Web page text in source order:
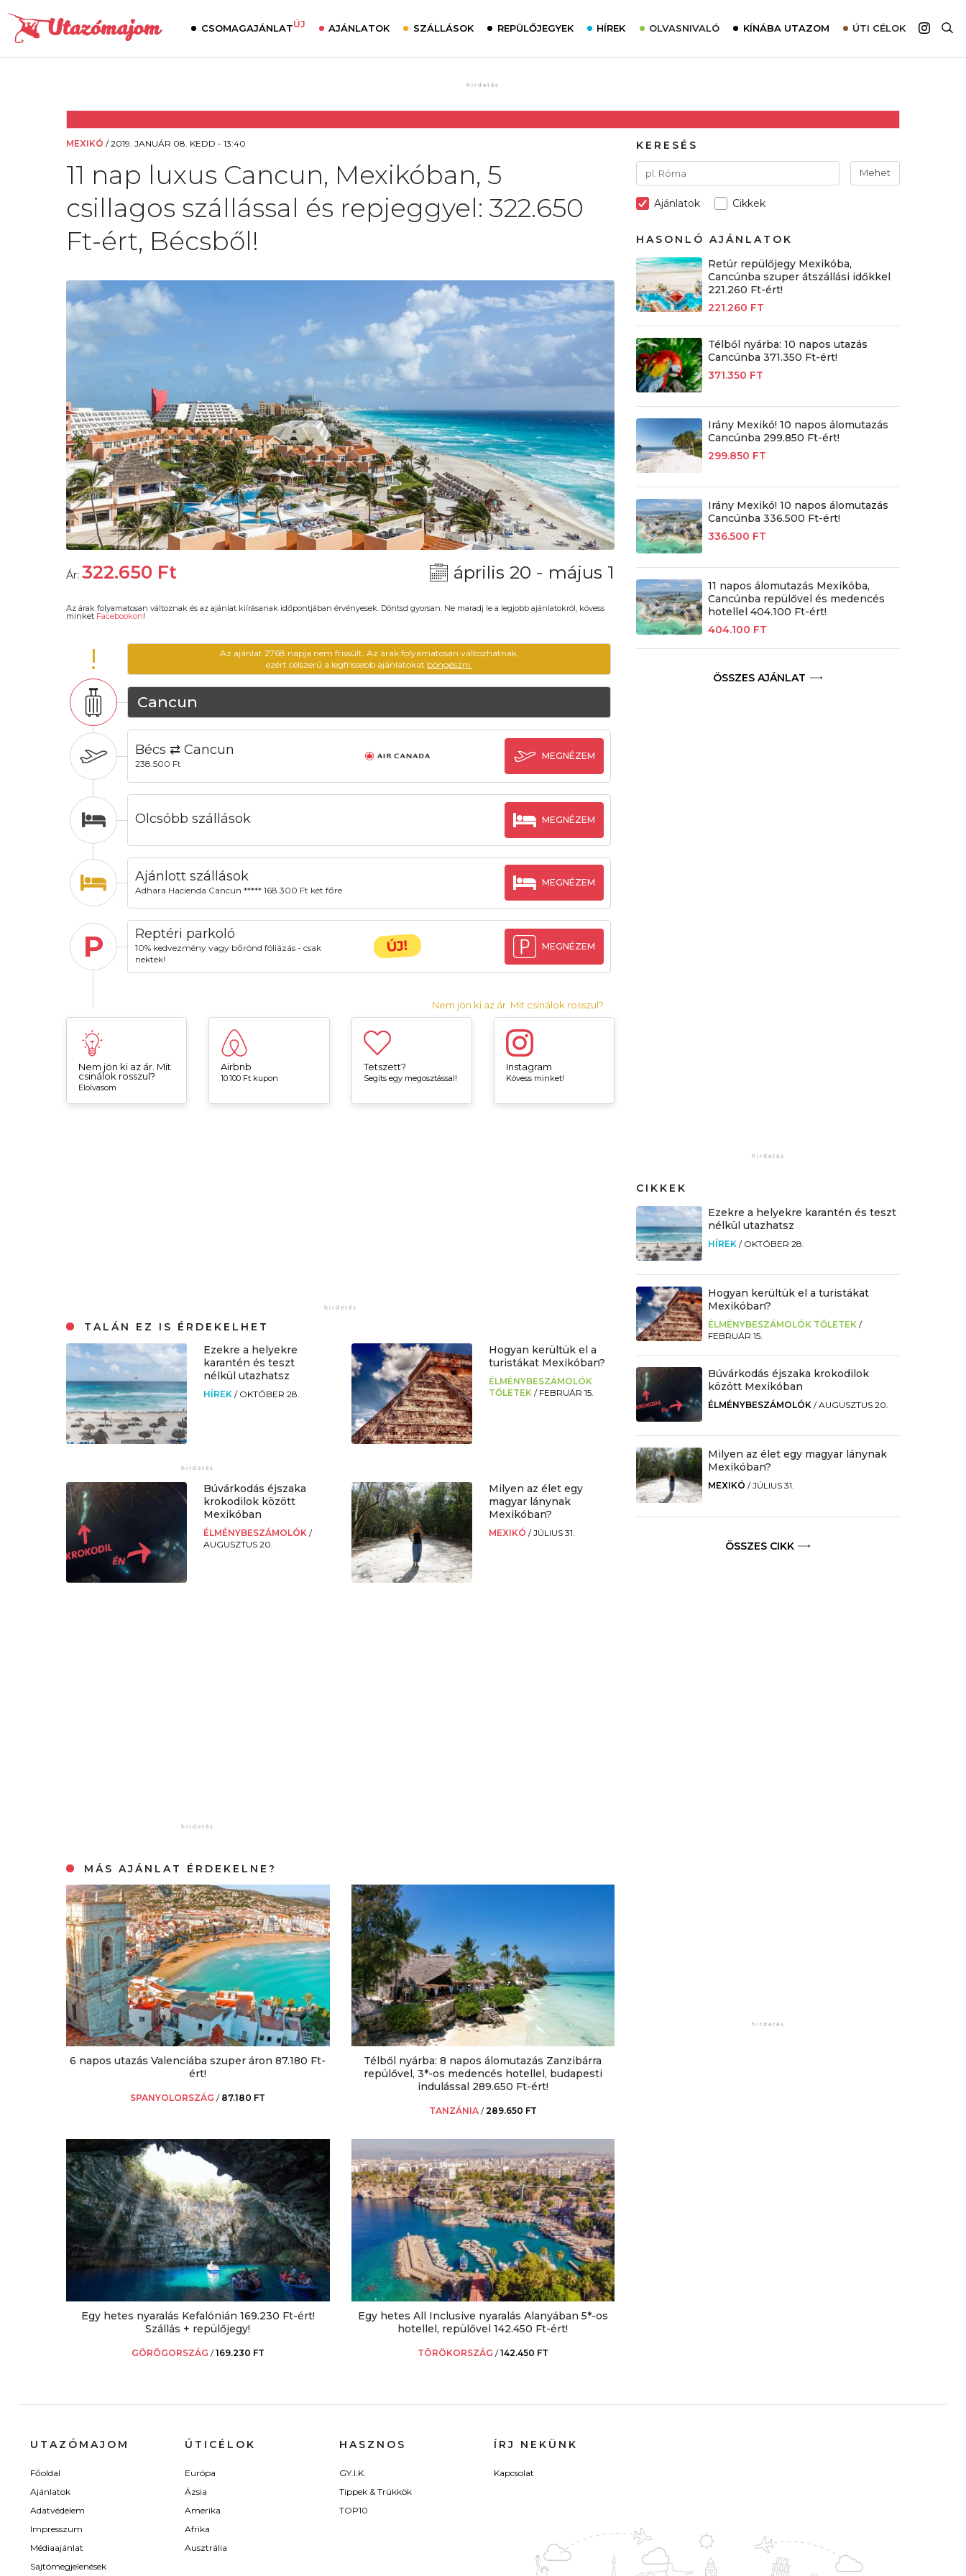
CSOMAGAJÁNLATÚJ AJÁNLATOK SZÁLLÁSOK REPÜLŐJEGYEK HÍREK OLVASNIVALÓ
Utazómajom – CitySIM kártya a világutazóknak
Élménybeszámolók
Szállodalátogatás
Sajtómegjelenések
KÍNÁBA UTAZOM ÚTI CÉLOK
Afrika
MEXIKÓ /2019. JANUÁR 08. KEDD - 13:40
11 nap luxus Cancun, Mexikóban, 5
csillagos szállással és repjeggyel: 322.650
Ft-ért, Bécsből!
Ár: 322.650 Ft április 20 - május 1
Az árak folyamatosan változnak és az ajánlat kiírásanak időpontjában érvényesek. Döntsd gyorsan. Ne maradj le a legjobb ajánlatokról, kövess
minket Facebookon!
!
Az ajánlat 2768 napja nem frissült. Az árak folyamatosan változhatnak,
ezért célszerű a legfrissebb ajánlatokat böngészni.
Cancun
Bécs ⇄ Cancun
238.500 Ft
MEGNÉZEM
Olcsóbb szállások MEGNÉZEM
Ajánlott szállások
Adhara Hacienda Cancun ***** 168.300 Ft két főre
MEGNÉZEM
P Reptéri parkoló
10% kedvezmény vagy bőrönd fóliázás - csak
nektek!
ÚJ! MEGNÉZEM
Nem jön ki az ár. Mit csinálok rosszul?
Nem jön ki az ár. Mit
csinálok rosszul?
Elolvasom
Airbnb
10.100 Ft kupon
Tetszett?
Segíts egy megosztással!
Instagram
Kövess minket!
TALÁN EZ IS ÉRDEKELHET
Ezekre a helyekre
karantén és teszt
nélkül utazhatsz
HÍREK/ OKTÓBER 28.
Hogyan kerültük el a
turistákat Mexikóban?
ÉLMÉNYBESZÁMOLÓK
TŐLETEK / FEBRUÁR 15.
Búvárkodás éjszaka
krokodilok között
Mexikóban
ÉLMÉNYBESZÁMOLÓK/
AUGUSZTUS 20.
Milyen az élet egy
magyar lánynak
Mexikóban?
MEXIKÓ /JÚLIUS 31.
MÁS AJÁNLAT ÉRDEKELNE?
6 napos utazás Valenciába szuper áron 87.180 Ft-
ért!
SPANYOLORSZÁG / 87.180 FT
Télből nyárba: 8 napos álomutazás Zanzibárra
repülővel, 3*-os medencés hotellel, budapesti
indulással 289.650 Ft-ért!
TANZÁNIA /289.650 FT
Egy hetes nyaralás Kefalónián 169.230 Ft-ért!
Szállás + repülőjegy!
GÖRÖGORSZÁG /169.230 FT
Egy hetes All Inclusive nyaralás Alanyában 5*-os
hotellel, repülővel 142.450 Ft-ért!
TÖRÖKORSZÁG /142.450 FT
KERESÉS
Mehet
Ajánlatok Cikkek
HASONLÓ AJÁNLATOK
Retúr repülőjegy Mexikóba,
Cancúnba szuper átszállási időkkel
221.260 Ft-ért!
221.260 FT
Télből nyárba: 10 napos utazás
Cancúnba 371.350 Ft-ért!
371.350 FT
Irány Mexikó! 10 napos álomutazás
Cancúnba 299.850 Ft-ért!
299.850 FT
Irány Mexikó! 10 napos álomutazás
Cancúnba 336.500 Ft-ért!
336.500 FT
11 napos álomutazás Mexikóba,
Cancúnba repülővel és medencés
hotellel 404.100 Ft-ért!
404.100 FT
ÖSSZES AJÁNLAT
CIKKEK
Ezekre a helyekre karantén és teszt
nélkül utazhatsz
HÍREK / OKTÓBER 28.
Hogyan kerültük el a turistákat
Mexikóban?
ÉLMÉNYBESZÁMOLÓK TŐLETEK /
FEBRUÁR 15.
Búvárkodás éjszaka krokodilok
között Mexikóban
ÉLMÉNYBESZÁMOLÓK /AUGUSZTUS 20.
Milyen az élet egy magyar lánynak
Mexikóban?
MEXIKÓ /JÚLIUS 31.
ÖSSZES CIKK
UTAZÓMAJOM
Főoldal
Ajánlatok
Adatvédelem
Impresszum
Médiaajánlat
Sajtómegjelenések
ÚTICÉLOK
Európa
Ázsia
Amerika
Afrika
Ausztrália
HASZNOS
GY.I.K.
Tippek & Trükkök
TOP10
ÍRJ NEKÜNK
Kapcsolat